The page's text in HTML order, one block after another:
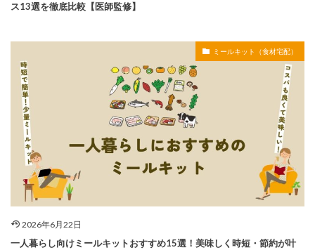
ス13選を徹底比較【医師監修】
ミールキット（食材宅配）
2026年6月22日
一人暮らし向けミールキットおすすめ15選！美味しく時短・節約が叶